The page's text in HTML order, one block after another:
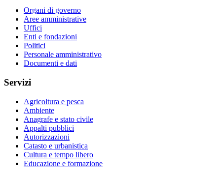
Organi di governo
Aree amministrative
Uffici
Enti e fondazioni
Politici
Personale amministrativo
Documenti e dati
Servizi
Agricoltura e pesca
Ambiente
Anagrafe e stato civile
Appalti pubblici
Autorizzazioni
Catasto e urbanistica
Cultura e tempo libero
Educazione e formazione